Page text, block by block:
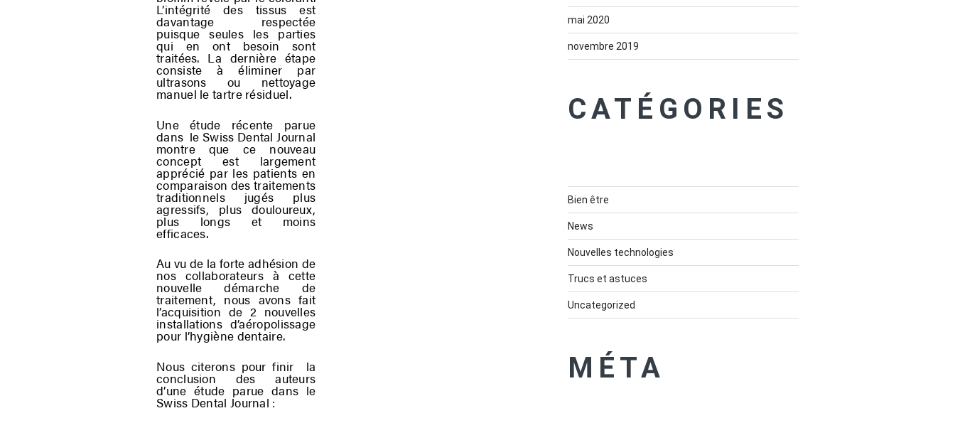
L’intégrité des tissus est
davantage respectée
puisque seules les parties
qui en ont besoin sont
traitées. La dernière étape
consiste à éliminer par
ultrasons ou nettoyage
manuel le tartre résiduel.
Une étude récente parue
dans le Swiss Dental Journal
montre que ce nouveau
concept est largement
apprécié par les patients en
comparaison des traitements
traditionnels jugés plus
agressifs, plus douloureux,
plus longs et moins
efficaces.
Au vu de la forte adhésion de
nos collaborateurs à cette
nouvelle démarche de
traitement, nous avons fait
l’acquisition de 2 nouvelles
installations d’aéropolissage
pour l’hygiène dentaire.
Nous citerons pour finir la
conclusion des auteurs
d’une étude parue dans le
Swiss Dental Journal :
mai 2020
novembre 2019
CATÉGORIES
Bien être
News
Nouvelles technologies
Trucs et astuces
Uncategorized
MÉTA